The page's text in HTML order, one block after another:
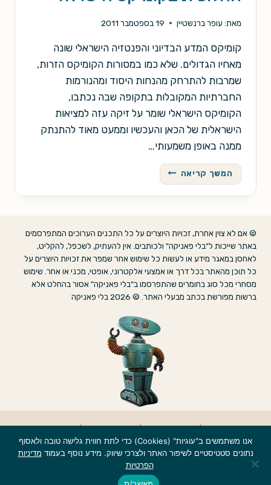
מאת: עופר ברנשטיין 19 בספטמבר 2011
קומיקס המדע הבדיוני והפנטזיה הישראלי שונה
מאחיו הגדולים. שלא כמו במסורות הקומיקס הזרות,
שמרבות להתרחק מהנחות היסוד ומהנורמות
החברתיות המקובלות בתקופה שבה נכתבו,
הקומיקס הישראלי שומר על זיקה עזה למציאות
הישראלית של הכאן והעכשיו וממעט מאוד להתנתק
ממנה באופן משמעותי…
המשך קריאה ממלכת
בית
שלישי
החלופית
בקומיקס
הישראלי
© אם לא צוין אחרת, זכויות היוצרים על כל התכנים הערוכים המתפרסמים
באתר שייכות ל"בלי פאניקה" ולכותבים. אין להעתיק, לשכפל, להקליט,
לאחסן במאגר מידע או לעשות כל שימוש אחר שמפר את זכויות היוצרים על
כל תוכן מהאתר בכל דרך או אמצעי אלקטרוני, אופטי, מכני או אחר. שימוש
מסחרי מכל סוג בחומרים שהתפרסמו ב"בלי פאניקה" אסור בהחלט אלא
ברשות מפורשת בכתב מבעלי האתר. © 2026 בלי פאניקה
אנו משתמשים ב"עוגיות" (Cookies) כדי לתת חווית גלישה טובה ולאסוף
נתונים סטטיסטיים לשיפור האתר ולצרכי שיווק. מידע נוסף בעמוד מדיניות
הפרטיות